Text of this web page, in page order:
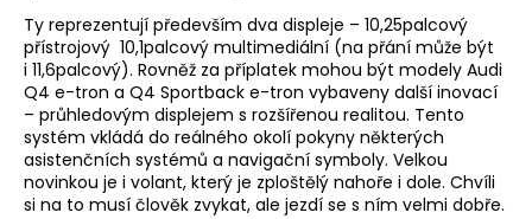
Ty reprezentují především dva displeje – 10,25palcový
přístrojový 10,1palcový multimediální (na přání může být
i 11,6palcový). Rovněž za příplatek mohou být modely Audi
Q4 e-tron a Q4 Sportback e-tron vybaveny další inovací
– průhledovým displejem s rozšířenou realitou. Tento
systém vkládá do reálného okolí pokyny některých
asistenčních systémů a navigační symboly. Velkou
novinkou je i volant, který je zploštělý nahoře i dole. Chvíli
si na to musí člověk zvykat, ale jezdí se s ním velmi dobře.